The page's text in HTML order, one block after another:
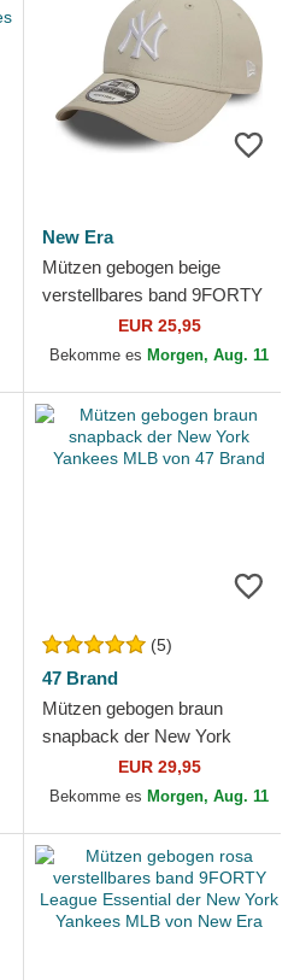
New Era
Mützen gebogen beige
verstellbares band 9FORTY
League Essential der New
York Yankees MLB von New
EUR 25,95
Bekomme es Morgen, Aug. 11
(5)
47 Brand
Mützen gebogen braun
snapback der New York
Yankees MLB von 47 Brand
EUR 29,95
Bekomme es Morgen, Aug. 11